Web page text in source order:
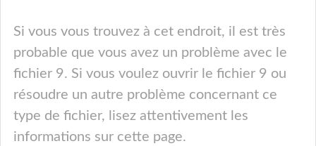
Si vous vous trouvez à cet endroit, il est très
probable que vous avez un problème avec le
fichier 9. Si vous voulez ouvrir le fichier 9 ou
résoudre un autre problème concernant ce
type de fichier, lisez attentivement les
informations sur cette page.